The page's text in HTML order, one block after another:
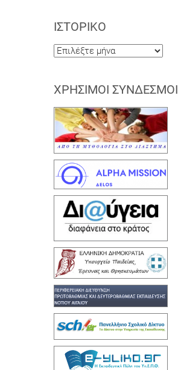
ΙΣΤΟΡΙΚΌ
Ιστορικό
ΧΡΉΣΙΜΟΙ ΣΎΝΔΕΣΜΟΙ